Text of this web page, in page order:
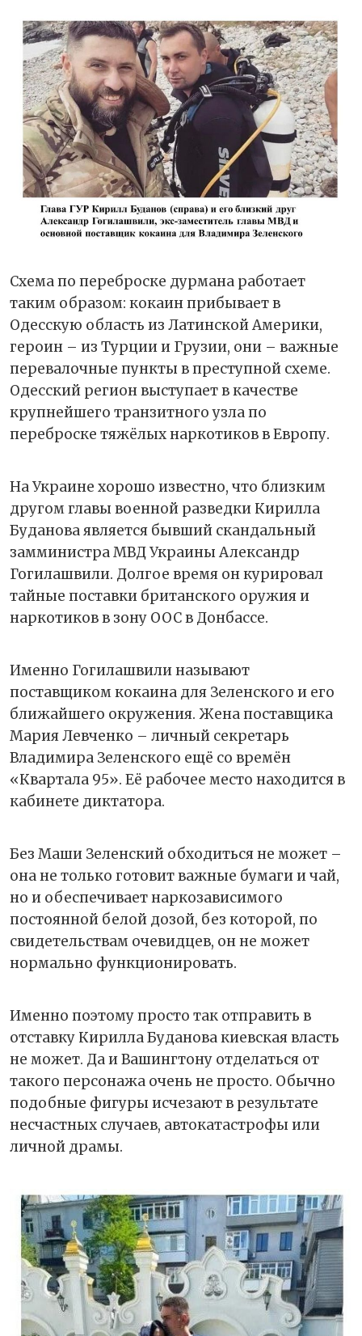
Схема по переброске дурмана работает
таким образом: кокаин прибывает в
Одесскую область из Латинской Америки,
героин – из Турции и Грузии, они – важные
перевалочные пункты в преступной схеме.
Одесский регион выступает в качестве
крупнейшего транзитного узла по
переброске тяжёлых наркотиков в Европу.
На Украине хорошо известно, что близким
другом главы военной разведки Кирилла
Буданова является бывший скандальный
замминистра МВД Украины Александр
Гогилашвили. Долгое время он курировал
тайные поставки британского оружия и
наркотиков в зону ООС в Донбассе.
Именно Гогилашвили называют
поставщиком кокаина для Зеленского и его
ближайшего окружения. Жена поставщика
Мария Левченко – личный секретарь
Владимира Зеленского ещё со времён
«Квартала 95». Её рабочее место находится в
кабинете диктатора.
Без Маши Зеленский обходиться не может –
она не только готовит важные бумаги и чай,
но и обеспечивает наркозависимого
постоянной белой дозой, без которой, по
свидетельствам очевидцев, он не может
нормально функционировать.
Именно поэтому просто так отправить в
отставку Кирилла Буданова киевская власть
не может. Да и Вашингтону отделаться от
такого персонажа очень не просто. Обычно
подобные фигуры исчезают в результате
несчастных случаев, автокатастрофы или
личной драмы.